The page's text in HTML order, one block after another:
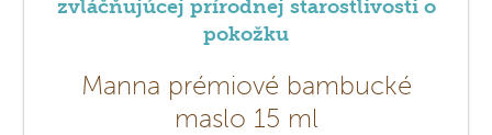
zvláčňujúcej prírodnej starostlivosti o
pokožku
Manna prémiové bambucké
maslo 15 ml